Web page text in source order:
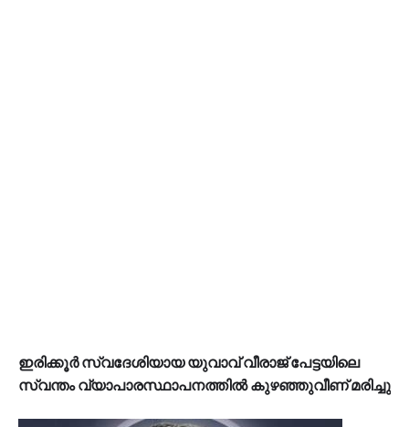
ഇരിക്കൂര്‍ സ്വദേശിയായ യുവാവ് വീരാജ് പേട്ടയിലെ
സ്വന്തം വ്യാപാരസ്ഥാപനത്തില്‍ കുഴഞ്ഞുവീണ് മരിച്ചു